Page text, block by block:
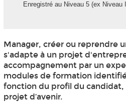
Enregistré au Niveau 5 (ex Niveau
Manager, créer ou reprendre
s'adapte à un projet
accompagnement par un
modules de formation
fonction du profil du candidat,
projet d’avenir.